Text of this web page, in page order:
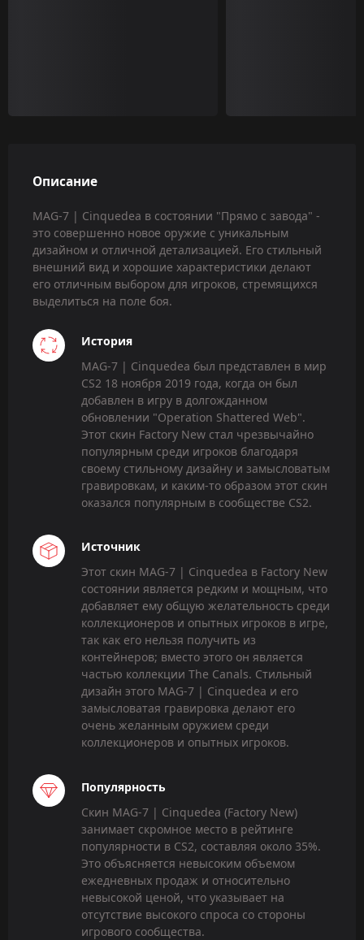
Описание
MAG-7 | Cinquedea в состоянии "Прямо с завода" -
это совершенно новое оружие с уникальным
дизайном и отличной детализацией. Его стильный
внешний вид и хорошие характеристики делают
его отличным выбором для игроков, стремящихся
выделиться на поле боя.
История
MAG-7 | Cinquedea был представлен в мир
CS2 18 ноября 2019 года, когда он был
добавлен в игру в долгожданном
обновлении "Operation Shattered Web".
Этот скин Factory New стал чрезвычайно
популярным среди игроков благодаря
своему стильному дизайну и замысловатым
гравировкам, и каким-то образом этот скин
оказался популярным в сообществе CS2.
Источник
Этот скин MAG-7 | Cinquedea в Factory New
состоянии является редким и мощным, что
добавляет ему общую желательность среди
коллекционеров и опытных игроков в игре,
так как его нельзя получить из
контейнеров; вместо этого он является
частью коллекции The Canals. Стильный
дизайн этого MAG-7 | Cinquedea и его
замысловатая гравировка делают его
очень желанным оружием среди
коллекционеров и опытных игроков.
Популярность
Скин MAG-7 | Cinquedea (Factory New)
занимает скромное место в рейтинге
популярности в CS2, составляя около 35%.
Это объясняется невысоким объемом
ежедневных продаж и относительно
невысокой ценой, что указывает на
отсутствие высокого спроса со стороны
игрового сообщества.